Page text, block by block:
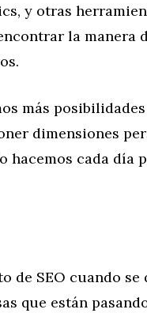
y otras
la manera
más
dimensiones
cada día
de SEO cuando se
que están